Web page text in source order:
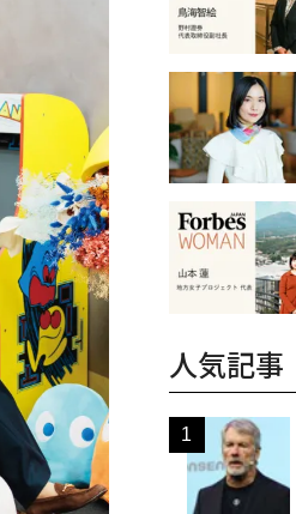
人気記事